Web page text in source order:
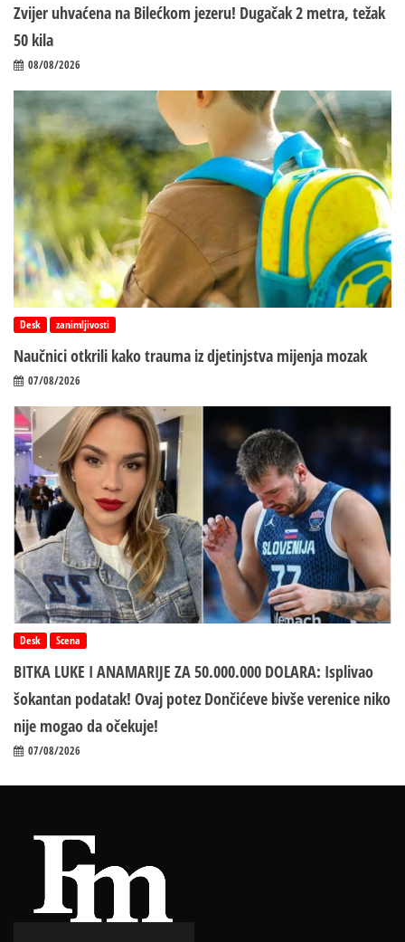
Zvijer uhvaćena na Bilećkom jezeru! Dugačak 2 metra, težak
50 kila
08/08/2026
Desk zanimljivosti
Naučnici otkrili kako trauma iz d‌jetinjstva mijenja mozak
07/08/2026
Desk Scena
BITKA LUKE I ANAMARIJE ZA 50.000.000 DOLARA: Isplivao
šokantan podatak! Ovaj potez Dončićeve bivše verenice niko
nije mogao da očekuje!
07/08/2026